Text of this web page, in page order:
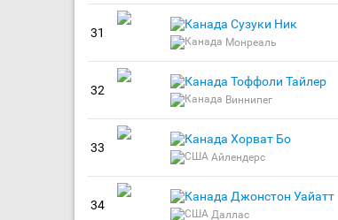
31
Сузуки Ник
Монреаль
32
Тоффоли Тайлер
Виннипег
33
Хорват Бо
Айлендерс
34
Джонстон Уайатт
Даллас